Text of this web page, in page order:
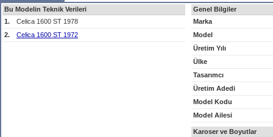
Bu Modelin Teknik Verileri
1.
Celica 1600 ST 1978
2.
Celica 1600 ST 1972
Genel Bilgiler
Marka
Model
Üretim Yılı
Ülke
Tasarımcı
Üretim Adedi
Model Kodu
Model Ailesi
Karoser ve Boyutlar